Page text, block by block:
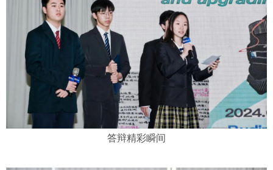
答辩精彩瞬间